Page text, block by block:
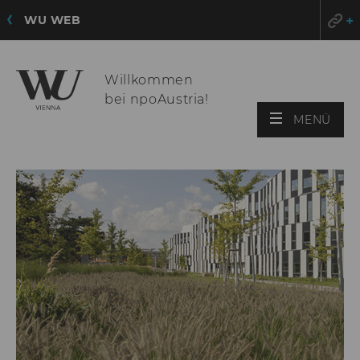
WU WEB
Willkommen
bei npoAustria!
MENÜ